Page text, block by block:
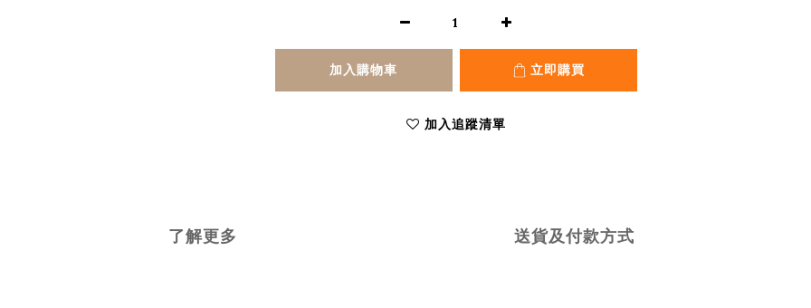
加入購物車 立即購買
加入追蹤清單
了解更多 送貨及付款方式